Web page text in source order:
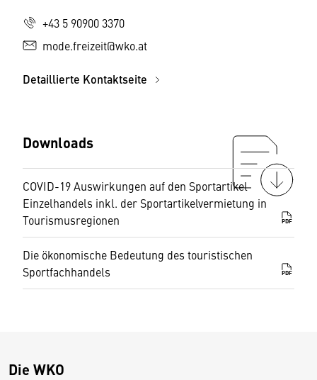
+43 5 90900 3370
mode.freizeit@wko.at
Detaillierte Kontaktseite
Downloads
COVID-19 Auswirkungen auf den Sportartikel
Einzelhandels inkl. der Sportartikelvermietung in
Tourismusregionen
PDF
Die ökonomische Bedeutung des touristischen
Sportfachhandels
PDF
Die WKO